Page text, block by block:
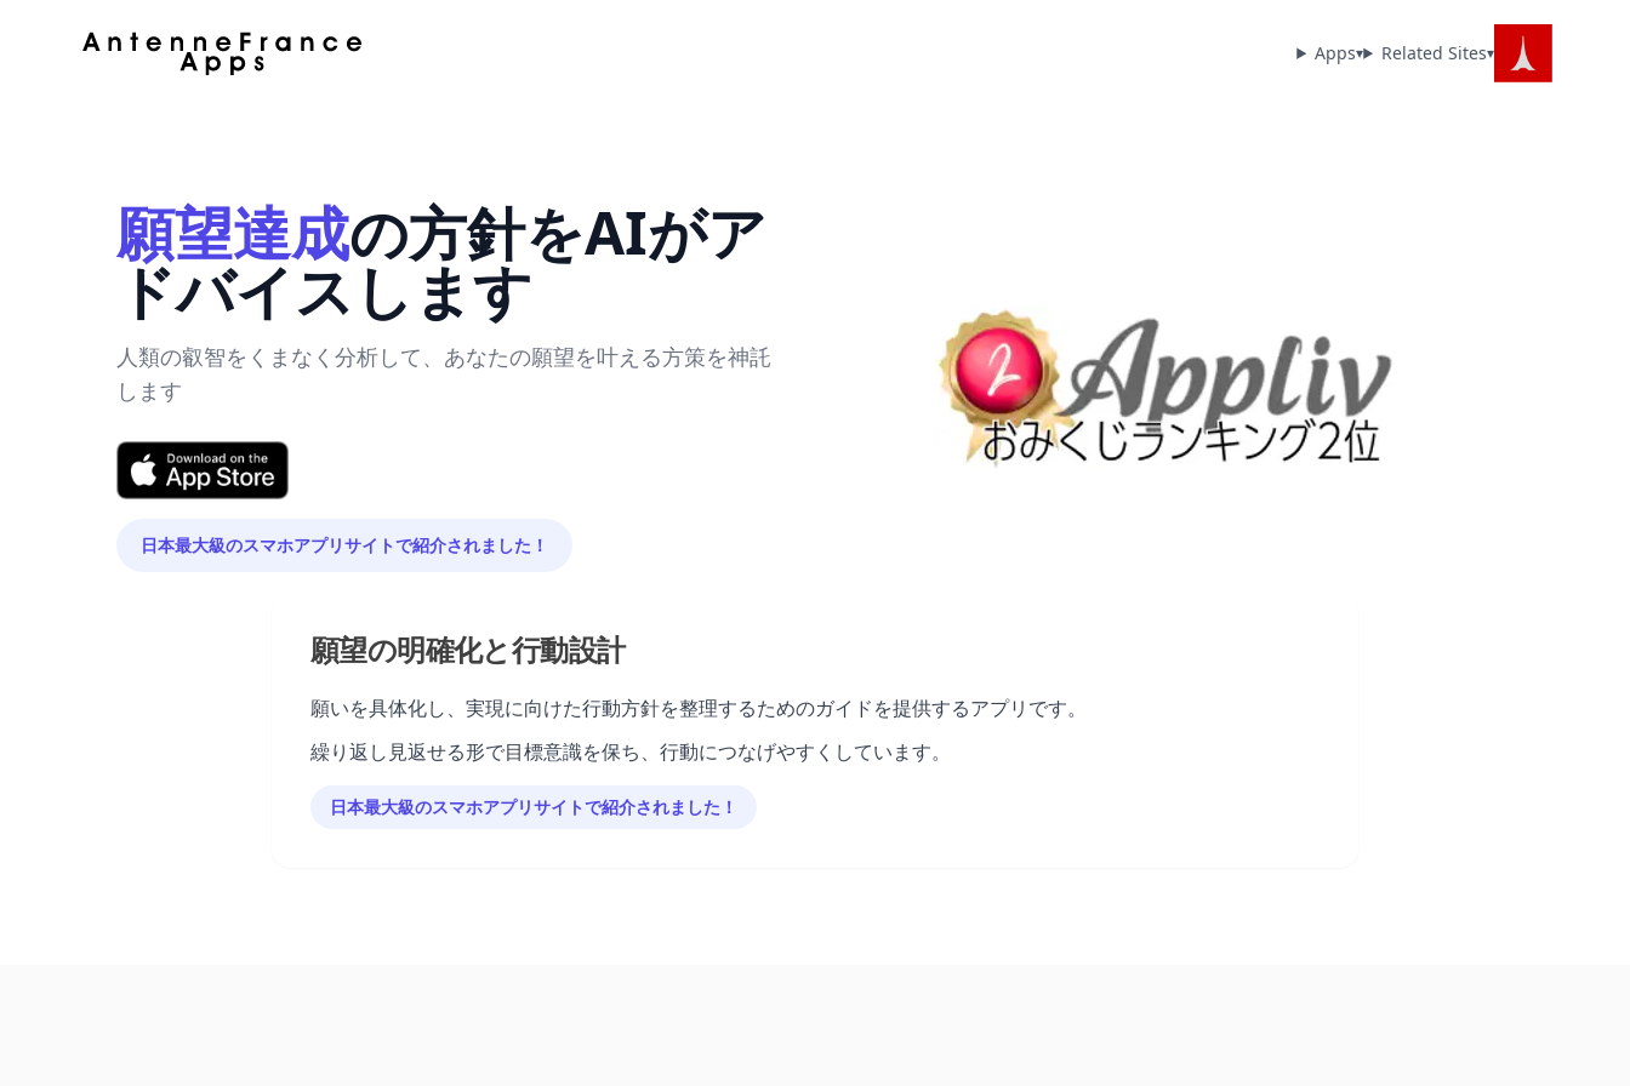
Apps▾ Related Sites▾
願望達成の方針をAIがア
ドバイスします
人類の叡智をくまなく分析して、あなたの願望を叶える方策を神託
します
日本最大級のスマホアプリサイトで紹介されました！
願望の明確化と行動設計
願いを具体化し、実現に向けた行動方針を整理するためのガイドを提供するアプリです。
繰り返し見返せる形で目標意識を保ち、行動につなげやすくしています。
日本最大級のスマホアプリサイトで紹介されました！